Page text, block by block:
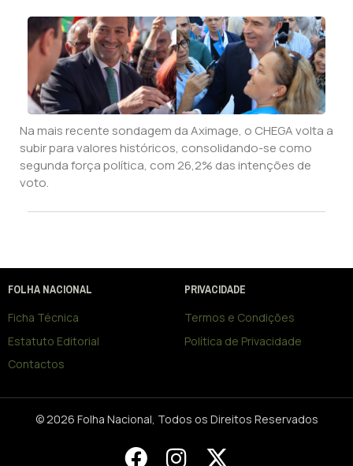
Na mais recente sondagem da Aximage, o CHEGA volta a
subir para valores históricos, consolidando-se como
segunda força política, com 26,2% das intenções de
voto.
FOLHA NACIONAL
Ficha Técnica
Estatuto Editorial
Contactos
PRIVACIDADE
Termos e Condições
Política de Privacidade
© 2026 Folha Nacional, Todos os Direitos Reservados